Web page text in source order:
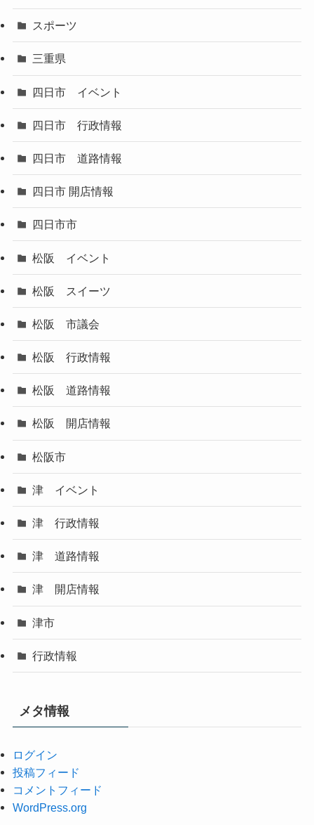
スポーツ
三重県
四日市 イベント
四日市 行政情報
四日市 道路情報
四日市 開店情報
四日市市
松阪 イベント
松阪 スイーツ
松阪 市議会
松阪 行政情報
松阪 道路情報
松阪 開店情報
松阪市
津 イベント
津 行政情報
津 道路情報
津 開店情報
津市
行政情報
メタ情報
ログイン
投稿フィード
コメントフィード
WordPress.org